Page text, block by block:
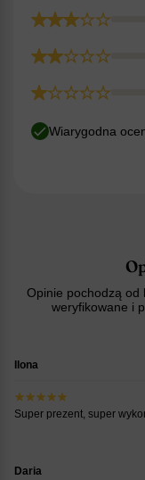
Wiarygodna
Opinie pochodzą od
weryfikowane i
Ilona
Super prezent, super
Daria